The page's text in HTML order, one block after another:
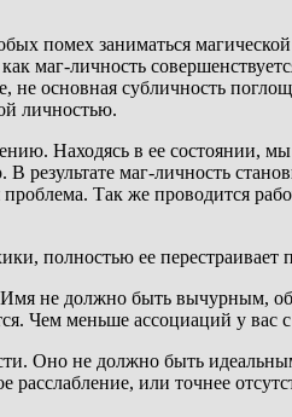
помех заниматься
маг-личность
основная субличность
личностью.
Находясь в ее состоянии,
маг-личность
Так же проводится
полностью ее перестраивает
не должно быть вычурным,
Чем меньше ассоциаций у вас
Оно не должно быть
расслабление, или точнее